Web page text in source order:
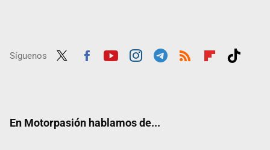
Síguenos
En Motorpasión hablamos de...